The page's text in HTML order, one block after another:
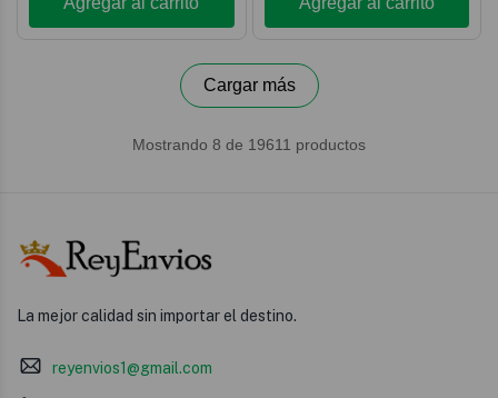
La mejor calidad sin importar el destino.
reyenvios1@gmail.com